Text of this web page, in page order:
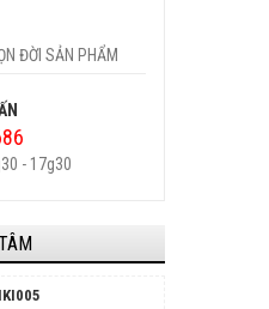
ĐỜI SẢN PHẨM
- 17g30